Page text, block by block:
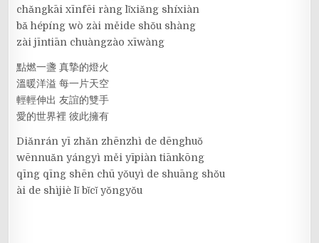
chǎngkāi xīnfēi ràng lǐxiǎng shíxiàn
bǎ hépíng wò zài měide shǒu shàng
zài jīntiān chuàngzào xīwàng
點燃一盞 真摯的燈火
溫暖洋溢 每一片天空
輕輕伸出 友誼的雙手
愛的世界裡 彼此擁有
Diǎnrán yī zhǎn zhēnzhì de dēnghuǒ
wēnnuǎn yángyì měi yīpiàn tiānkōng
qīng qīng shēn chū yǒuyì de shuāng shǒu
ài de shìjiè lǐ bǐcǐ yǒngyǒu